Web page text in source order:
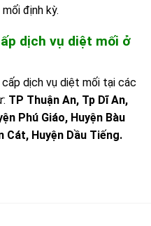
định kỳ.
dịch vụ diệt mối ở
cấp dịch vụ diệt mối tại các
TP Thuận An, Tp Dĩ An,
Phú Giáo, Huyện Bàu
Cát, Huyện Dầu Tiếng.